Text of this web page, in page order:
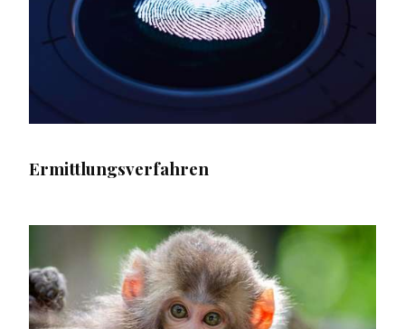
Ermittlungsverfahren